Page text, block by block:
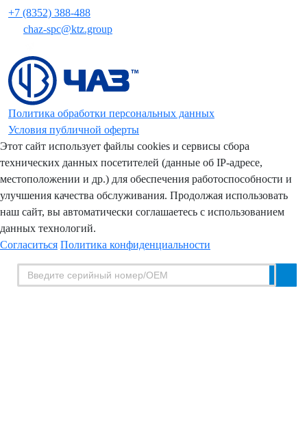
+7 (8352) 388-488
chaz-spc@ktz.group
Политика обработки персональных данных
Условия публичной оферты
Этот сайт использует файлы cookies и сервисы сбора
технических данных посетителей (данные об IP-адресе,
местоположении и др.) для обеспечения работоспособности и
улучшения качества обслуживания. Продолжая использовать
наш сайт, вы автоматически соглашаетесь с использованием
данных технологий.
Согласиться Политика конфиденциальности